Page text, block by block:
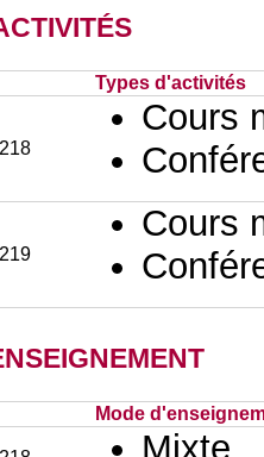
Types d'activités
Cours
Cours
Mode
Mixte